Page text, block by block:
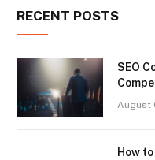
RECENT POSTS
SEO
August
How